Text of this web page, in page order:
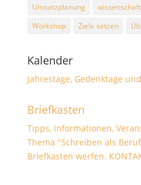
Umsatzplanung
Workshop
Ziele setzen
Kalender
Jahrestage, Gedenktage
Briefkasten
Tipps, Informationen,
Thema "Schreiben als
Briefkasten werfen.